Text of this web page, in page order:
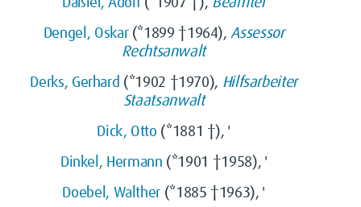
Daßler, Adolf(*1907 †), Beamter
Dengel, Oskar(*1899 †1964),Assessor
Rechtsanwalt
Derks, Gerhard (*1902 †1970), Hilfsarbeiter
Staatsanwalt
Dick, Otto (*1881 †), '
Dinkel, Hermann (*1901 †1958), '
Doebel, Walther (*1885 †1963), '